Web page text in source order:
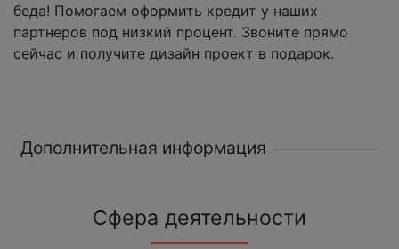
беда! Помогаем оформить кредит у наших
партнеров под низкий процент. Звоните прямо
сейчас и получите дизайн проект в подарок.
Дополнительная информация
Сфера деятельности